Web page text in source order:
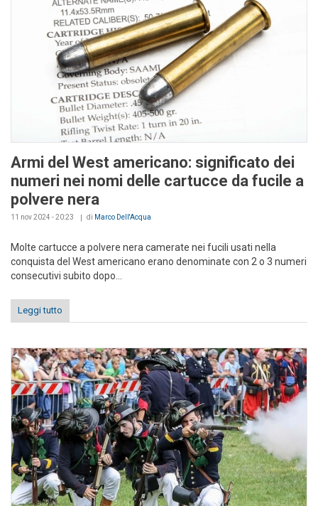
Armi del West americano: significato dei
numeri nei nomi delle cartucce da fucile a
polvere nera
11 nov 2024 - 20:23 di Marco Dell'Acqua
Molte cartucce a polvere nera camerate nei fucili usati nella
conquista del West americano erano denominate con 2 o 3 numeri
consecutivi subito dopo...
Leggi tutto